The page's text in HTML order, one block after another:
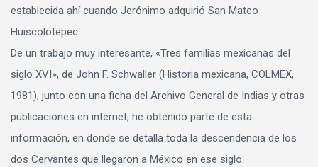
establecida ahí cuando Jerónimo adquirió San Mateo
Huiscolotepec.
De un trabajo muy interesante, «Tres familias mexicanas del
siglo XVI», de John F. Schwaller (Historia mexicana, COLMEX,
1981), junto con una ficha del Archivo General de Indias y otras
publicaciones en internet, he obtenido parte de esta
información, en donde se detalla toda la descendencia de los
dos Cervantes que llegaron a México en ese siglo.